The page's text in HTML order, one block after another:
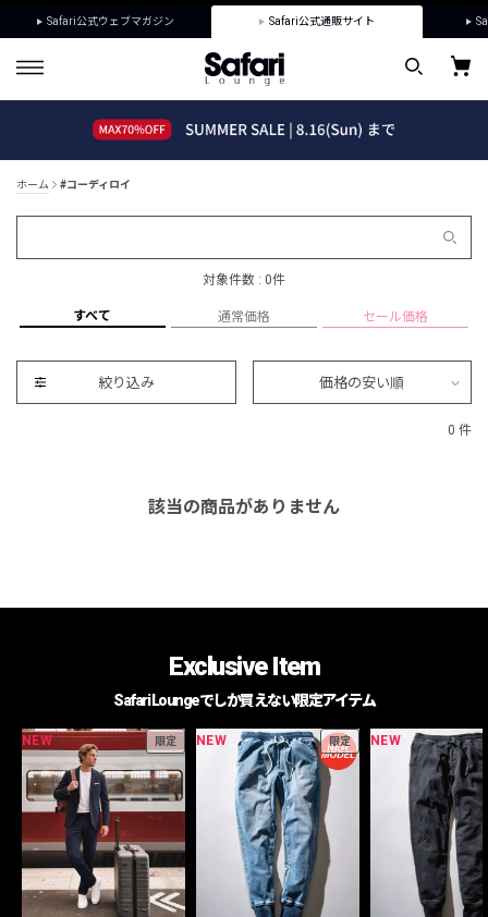
Safari公式ウェブマガジン Safari公式通販サイト
ホーム #コーディロイ
対象件数 : 0件
すべて 通常価格 セール価格
絞り込み 価格の安い順
0 件
該当の商品がありません
Exclusive Item
Safari Loungeでしか買えない限定アイテム
NEW 限定 NEW 限定 NEW